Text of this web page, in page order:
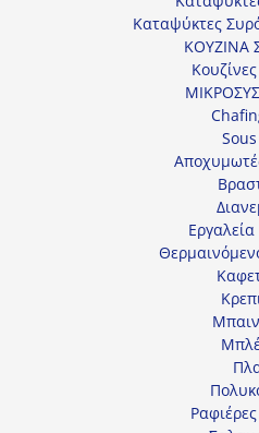
Καταψύκτες
ΚΟΥΖΙΝΑ